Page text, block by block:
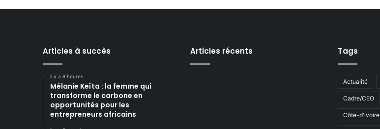
Articles à succès
il y a 8 heures
Mélanie Keïta : la femme qui
transforme le carbone en
opportunités pour les
entrepreneurs africains
Articles récents Tags
Actualité
Cadre/CEO
Côte-d'ivoire